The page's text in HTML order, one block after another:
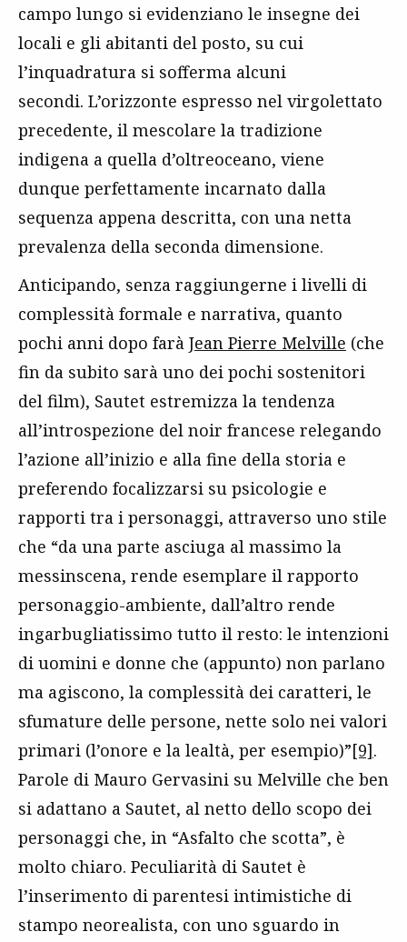
campo lungo si evidenziano le insegne dei
locali e gli abitanti del posto, su cui
l’inquadratura si sofferma alcuni
secondi. L’orizzonte espresso nel virgolettato
precedente, il mescolare la tradizione
indigena a quella d’oltreoceano, viene
dunque perfettamente incarnato dalla
sequenza appena descritta, con una netta
prevalenza della seconda dimensione.
Anticipando, senza raggiungerne i livelli di
complessità formale e narrativa, quanto
pochi anni dopo farà Jean Pierre Melville (che
fin da subito sarà uno dei pochi sostenitori
del film), Sautet estremizza la tendenza
all’introspezione del noir francese relegando
l’azione all’inizio e alla fine della storia e
preferendo focalizzarsi su psicologie e
rapporti tra i personaggi, attraverso uno stile
che “da una parte asciuga al massimo la
messinscena, rende esemplare il rapporto
personaggio-ambiente, dall’altro rende
ingarbugliatissimo tutto il resto: le intenzioni
di uomini e donne che (appunto) non parlano
ma agiscono, la complessità dei caratteri, le
sfumature delle persone, nette solo nei valori
primari (l’onore e la lealtà, per esempio)”[9].
Parole di Mauro Gervasini su Melville che ben
si adattano a Sautet, al netto dello scopo dei
personaggi che, in “Asfalto che scotta”, è
molto chiaro. Peculiarità di Sautet è
l’inserimento di parentesi intimistiche di
stampo neorealista, con uno sguardo in